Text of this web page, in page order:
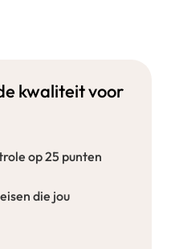
kwaliteit voor
op 25 punten
die jou